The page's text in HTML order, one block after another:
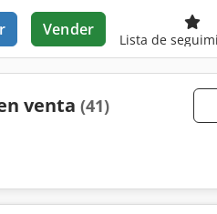
Vender
Lista de
venta (41)